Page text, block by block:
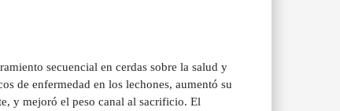
secuencial en cerdas sobre la salud y
de enfermedad en los lechones, aumentó su
y mejoró el peso canal al sacrificio. El